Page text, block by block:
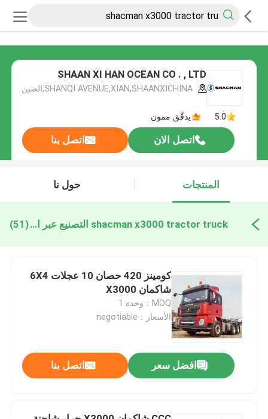
SHAAN XI HAN OCEAN CO . , LTD
5.0 يدقّق ممون
اتصل الان اتصل بنا
المنتجات حول نا
shacman x3000 tractor truck التصنيع عبر الإنترنت(51)
كومينز 420 حصان 10 عجلات 6X4
شاكمان X3000
MOQ：وحدة 1
الأسعار：negotiable
افضل سعر اتصل بنا